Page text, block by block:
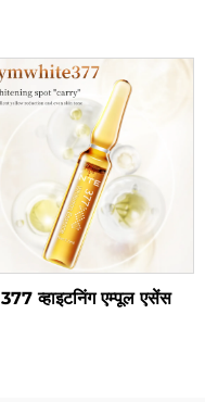
377 व्हाइटनिंग एम्पूल एसेंस